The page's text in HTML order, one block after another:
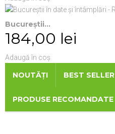
Bucureștii...
184,00 lei
Adaugă în coș
NOUTĂȚI BEST SELLER
PRODUSE RECOMANDATE